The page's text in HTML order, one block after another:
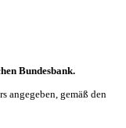
Bundesbank.
angegeben, gemäß den